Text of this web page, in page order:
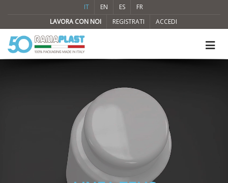
IT EN ES
FR
LAVORA CON NOI
REGISTRATI ACCEDI